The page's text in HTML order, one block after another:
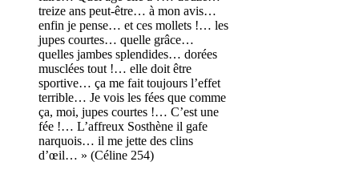
treize ans peut-être… à mon avis…
enfin je pense… et ces mollets !… les
jupes courtes… quelle grâce…
quelles jambes splendides… dorées
musclées tout !… elle doit être
sportive… ça me fait toujours l’effet
terrible… Je vois les fées que comme
ça, moi, jupes courtes !… C’est une
fée !… L’affreux Sosthène il gafe
narquois… il me jette des clins
d’œil… » (Céline 254)